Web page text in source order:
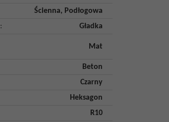
Ścienna, Podłogowa
:
Gładka
Mat
Beton
Czarny
Heksagon
R10